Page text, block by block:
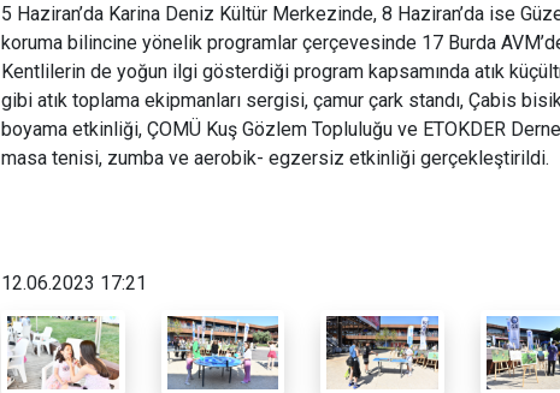
5 Haziran’da Karina Deniz Kültür Merkezinde, 8 Haziran’da ise
koruma bilincine yönelik programlar çerçevesinde 17 Burda
Kentlilerin de yoğun ilgi gösterdiği program kapsamında atık
gibi atık toplama ekipmanları sergisi, çamur çark standı, Çabis
boyama etkinliği, ÇOMÜ Kuş Gözlem Topluluğu ve ETOKDER
masa tenisi, zumba ve aerobik- egzersiz etkinliği gerçekleştirildi.
12.06.2023 17:21